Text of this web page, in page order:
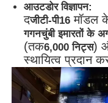
आउटडोर विज्ञापन:
दजीटी-पी16 मॉडल
गगनचुंबी इमारतों के
(तक6,000 निट्स)
स्थायित्व प्रदान